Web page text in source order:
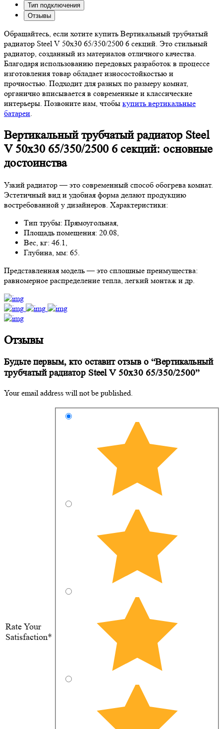
Тип подключения
Отзывы
Обращайтесь, если хотите купить Вертикальный трубчатый
радиатор Steel V 50х30 65/350/2500 6 секций. Это стильный
радиатор, созданный из материалов отличного качества.
Благодаря использованию передовых разработок в процессе
изготовления товар обладает износостойкостью и
прочностью. Подходит для разных по размеру комнат,
органично вписывается в современные и классические
интерьеры. Позвоните нам, чтобы купить вертикальные
батареи
Вертикальный трубчатый радиатор Steel
V 50х30 65/350/2500 6 секций: основные
достоинства
Узкий радиатор — это современный способ обогрева комнат.
Эстетичный вид и удобная форма делают продукцию
востребованной у дизайнеров. Характеристики:
Тип трубы: Прямоугольная,
Площадь помещения: 20.08,
Вес, кг: 46.1,
Глубина, мм: 65.
Представленная модель — это сплошные преимущества:
равномерное распределение тепла, легкий монтаж и др.
Отзывы
Будьте первым, кто оставит отзыв о “Вертикальный
трубчатый радиатор Steel V 50х30 65/350/2500”
Your email address will not be published.
Rate Your
Satisfaction*